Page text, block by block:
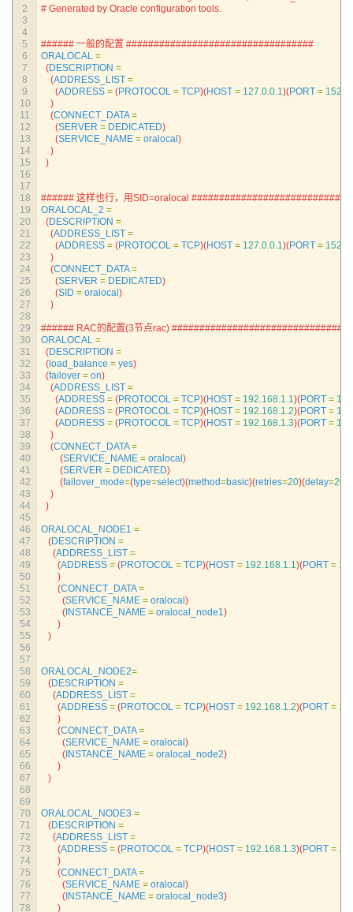
2
3
4
5
6
7
8
9
10
11
12
13
14
15
16
17
18
19
20
21
22
23
24
25
26
27
28
29
30
31
32
33
34
35
36
37
38
39
40
41
42
43
44
45
46
47
48
49
50
51
52
53
54
55
56
57
58
59
60
61
62
63
64
65
66
67
68
69
70
71
72
73
74
75
76
77
78
# Generated by Oracle configuration tools.
###### 一般的配置 ##################################
ORALOCAL =
(DESCRIPTION =
(ADDRESS_LIST =
(ADDRESS = (PROTOCOL = TCP)(HOST = 127.0.0.1)(PORT = 1521
)
(CONNECT_DATA =
(SERVER = DEDICATED)
(SERVICE_NAME = oralocal )
)
)
###### 这样也行，用SID=oralocal ###########################
ORALOCAL_2 =
(DESCRIPTION =
(ADDRESS_LIST =
(ADDRESS = (PROTOCOL = TCP)(HOST = 127.0.0.1)(PORT = 1521
)
(CONNECT_DATA =
(SERVER = DEDICATED)
(SID = oralocal )
)
###### RAC的配置(3节点rac) ###############################
ORALOCAL =
(DESCRIPTION =
( load_balance = yes)
(failover = on)
(ADDRESS_LIST =
(ADDRESS = (PROTOCOL = TCP)(HOST = 192.168.1.1)(PORT =
(ADDRESS = (PROTOCOL = TCP)(HOST = 192.168.1.2)(PORT =
(ADDRESS = (PROTOCOL = TCP)(HOST = 192.168.1.3)(PORT =
)
(CONNECT_DATA =
(SERVICE_NAME = oralocal )
(SERVER = DEDICATED)
(failover_mode=(type=select)(method=basic)(retries=20)(delay=20
)
)
ORALOCAL_NODE1 =
(DESCRIPTION =
(ADDRESS_LIST =
(ADDRESS = (PROTOCOL = TCP)(HOST = 192.168.1.1)(PORT =
)
(CONNECT_DATA =
(SERVICE_NAME = oralocal )
( INSTANCE_NAME = oralocal_node1)
)
)
ORALOCAL_NODE2=
(DESCRIPTION =
(ADDRESS_LIST =
(ADDRESS = (PROTOCOL = TCP)(HOST = 192.168.1.2)(PORT =
)
(CONNECT_DATA =
(SERVICE_NAME = oralocal )
( INSTANCE_NAME = oralocal_node2)
)
)
ORALOCAL_NODE3 =
(DESCRIPTION =
(ADDRESS_LIST =
(ADDRESS = (PROTOCOL = TCP)(HOST = 192.168.1.3)(PORT =
)
(CONNECT_DATA =
(SERVICE_NAME = oralocal )
( INSTANCE_NAME = oralocal_node3)
)